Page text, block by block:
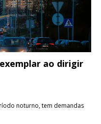
ao dirigir
noturno, tem demandas